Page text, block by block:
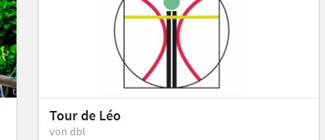
Tour de Léo
von dbl